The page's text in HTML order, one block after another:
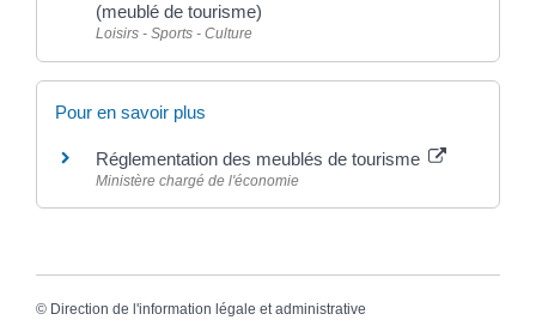
(meublé de tourisme)
Loisirs - Sports - Culture
Pour en savoir plus
Réglementation des meublés de tourisme
Ministère chargé de l'économie
© Direction de l'information légale et administrative